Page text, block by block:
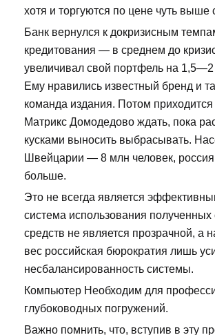
хотя и торгуются по цене чуть выше
Банк вернулся к докризисным
кредитования — в среднем до
увеличивал свой портфель на
Ему нравились известный бренд и
команда издания. Потом
Матрикс Домодедово ждать, пока
кусками выносить выбрасывать.
Швейцарии — 8 млн человек,
больше.
Это не всегда является
система использования полученных
средств не является прозрачной, а
вес российская бюрократия лишь
несбалансированность системы.
Компьютер Необходим для
глубоководных погружений.
Важно помнить, что, вступив в эту